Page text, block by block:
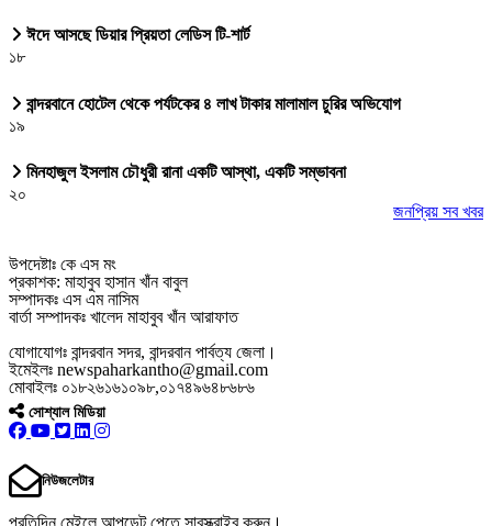
ঈদে আসছে ডিয়ার প্রিয়তা লেডিস টি-শার্ট
১৮
বান্দরবানে হোটেল থেকে পর্যটকের ৪ লাখ টাকার মালামাল চুরির অভিযোগ
১৯
মিনহাজুল ইসলাম চৌধুরী রানা একটি আস্থা, একটি সম্ভাবনা
২০
জনপ্রিয় সব খবর
উপদেষ্টাঃ কে এস মং
প্রকাশক: মাহাবুব হাসান খাঁন বাবুল
সম্পাদকঃ এস এম নাসিম
বার্তা সম্পাদকঃ খালেদ মাহাবুব খাঁন আরাফাত
যোগাযোগঃ বান্দরবান সদর, বান্দরবান পার্বত্য জেলা।
ইমেইলঃ newspaharkantho@gmail.com
মোবাইলঃ ০১৮২৬১৬১০৯৮,০১৭৪৯৬৪৮৬৮৬
সোশ্যাল মিডিয়া
নিউজলেটার